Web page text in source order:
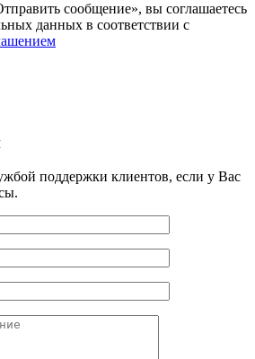
сообщение», вы соглашаетесь
данных в соответствии с
поддержки клиентов, если у Вас